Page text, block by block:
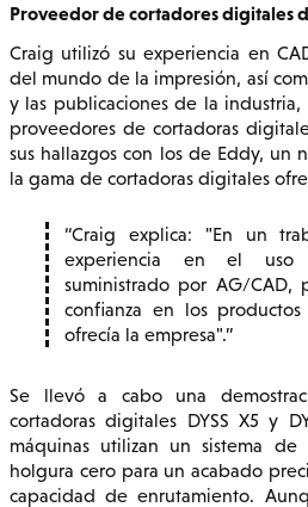
Proveedor de cortadores digitales
Craig utilizó su experiencia en
del mundo de la impresión, así
y las publicaciones de la
proveedores de cortadoras
sus hallazgos con los de Eddy, un
la gama de cortadoras digitales
Craig explica: "En un
experiencia en el
suministrado por AG/
confianza en los
ofrecía la empresa".
Se llevó a cabo una
cortadoras digitales DYSS X5 y
máquinas utilizan un sistema de
holgura cero para un acabado
capacidad de enrutamiento.